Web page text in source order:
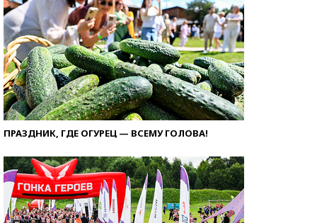
ПРАЗДНИК, ГДЕ ОГУРЕЦ — ВСЕМУ ГОЛОВА!